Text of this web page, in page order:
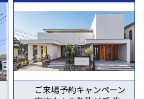
ご来場予約キャンペーン